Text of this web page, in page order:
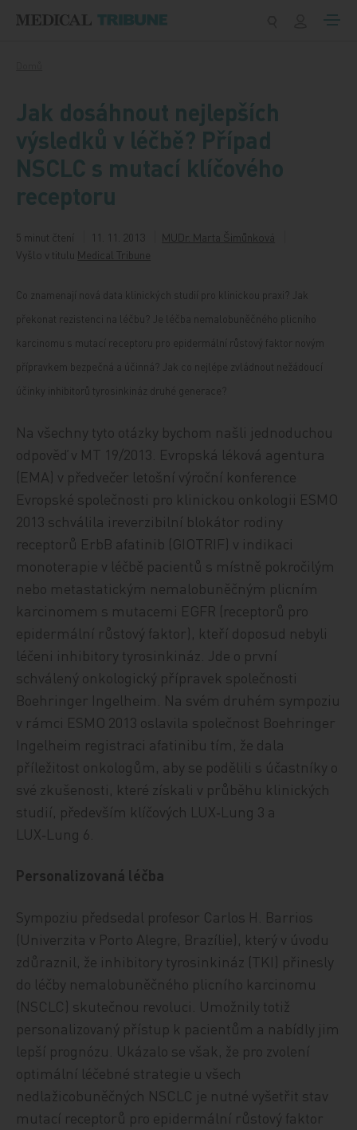
Jak dosáhnout nejlepších
výsledků v léčbě? Případ
NSCLC s mutací klíčového
receptoru
5 minut čtení 11. 11. 2013
MUDr. Marta Šimůnková
Vyšlo v titulu Medical Tribune
Co znamenají nová data klinických studií pro klinickou praxi? Jak
překonat rezistenci na léčbu? Je léčba nemalobuněčného plicního
karcinomu s mutací receptoru pro epidermální růstový faktor novým
přípravkem bezpečná a účinná? Jak co nejlépe zvládnout nežádoucí
účinky inhibitorů tyrosinkináz druhé generace?
Na všechny tyto otázky bychom našli jednoduchou
odpověď v MT 19/2013. Evropská léková agentura
(EMA) v předvečer letošní výroční konference
Evropské společnosti pro klinickou onkologii ESMO
2013 schválila ireverzibilní blokátor rodiny
receptorů ErbB afatinib (GIOTRIF) v indikaci
monoterapie v léčbě pacientů s místně pokročilým
nebo metastatickým nemalobuněčným plicním
karcinomem s mutacemi EGFR (receptorů pro
epidermální růstový faktor), kteří doposud nebyli
léčeni inhibitory tyrosinkináz. Jde o první
schválený onkologický přípravek společnosti
Boehringer Ingelheim. Na svém druhém sympoziu
v rámci ESMO 2013 oslavila společnost Boehringer
Ingelheim registraci afatinibu tím, že dala
příležitost onkologům, aby se podělili s účastníky o
své zkušenosti, které získali v průběhu klinických
studií, především klíčových LUX‑Lung 3 a
LUX‑Lung 6.
Personalizovaná léčba
Sympoziu předsedal profesor Carlos H. Barrios
(Univerzita v Porto Alegre, Brazílie), který v úvodu
zdůraznil, že inhibitory tyrosinkináz (TKI) přinesly
do léčby nemalobuněčného plicního karcinomu
(NSCLC) skutečnou revoluci. Umožnily totiž
personalizovaný přístup k pacientům a nabídly jim
lepší prognózu. Ukázalo se však, že pro zvolení
optimální léčebné strategie u všech
nedlažicobuněčných NSCLC je nutné vyšetřit stav
mutací receptorů pro epidermální růstový faktor